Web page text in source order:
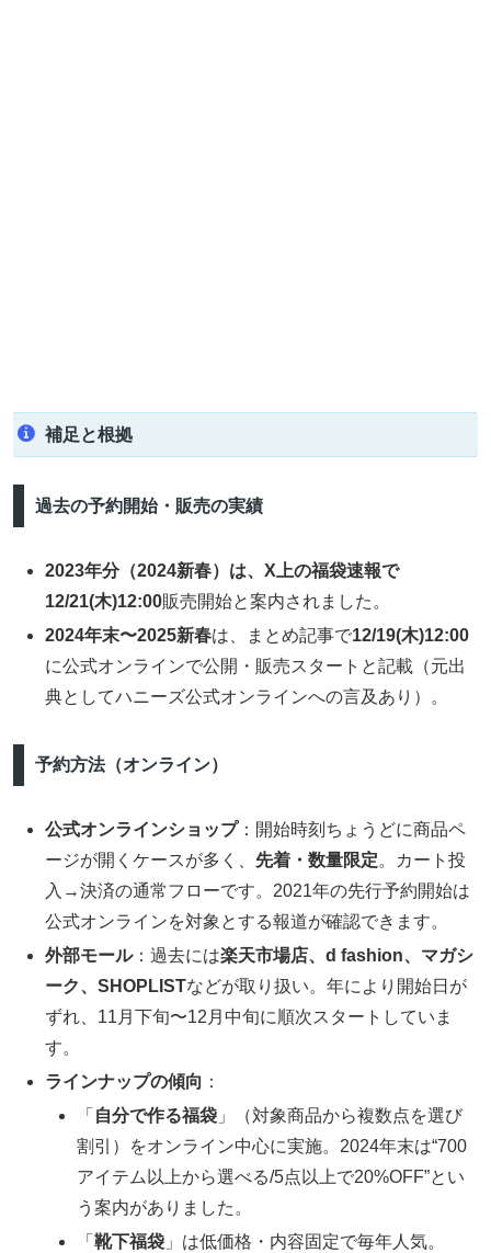
補足と根拠
過去の予約開始・販売の実績
2023年分（2024新春）は、X上の福袋速報で
12/21(木)12:00販売開始と案内されました。
2024年末〜2025新春は、まとめ記事で12/19(木)12:00
に公式オンラインで公開・販売スタートと記載（元出
典としてハニーズ公式オンラインへの言及あり）。
予約方法（オンライン）
公式オンラインショップ：開始時刻ちょうどに商品ペ
ージが開くケースが多く、 先着・数量限定。カート投
入→決済の通常フローです。2021年の先行予約開始は
公式オンラインを対象とする報道が確認できます。
外部モール：過去には楽天市場店、d fashion、マガシ
ーク、SHOPLISTなどが取り扱い。年により開始日が
ずれ、11月下旬〜12月中旬に順次スタートしていま
す。
ラインナップの傾向 ：
「 自分で作る福袋 」（対象商品から複数点を選び
割引）をオンライン中心に実施。2024年末は“700
アイテム以上から選べる/5点以上で20%OFF”とい
う案内がありました。
「靴下福袋 」は低価格・内容固定で毎年人気。